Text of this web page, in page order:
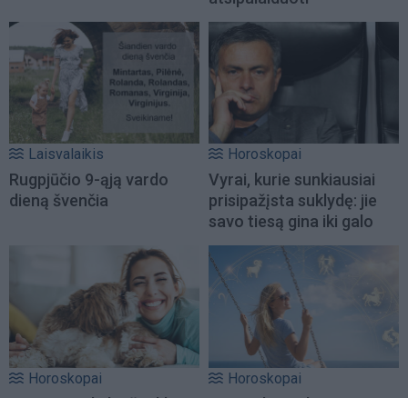
Laisvalaikis
Rugpjūčio 9-ąją vardo
dieną švenčia
Horoskopai
Vyrai, kurie sunkiausiai
prisipažįsta suklydę: jie
savo tiesą gina iki galo
Horoskopai Horoskopai